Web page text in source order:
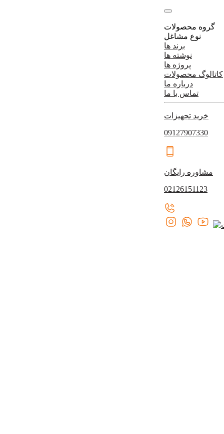
گروه محصولات
نوع مشاغل
برند ها
نوشته ها
پروژه ها
کاتالوگ محصولات
درباره ما
تماس با ما
خرید تجهیزات
09127907330
مشاوره رایگان
02126151123